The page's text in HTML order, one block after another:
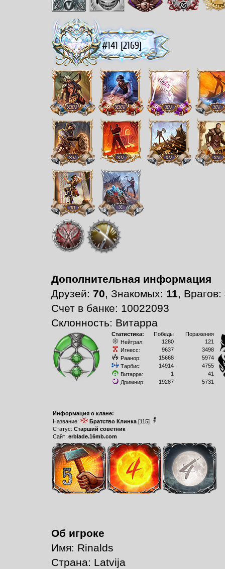
#141 [2169]
Дополнительная информация
Друзей: 70, Знакомых: 11, Врагов:
Счет в банке: 10022093
Склонность: Витарра
Статистика: Победы
Поражения
Нейтрал:
1280
121
Игнесс:
9637
3498
Раанор:
15668
5974
Тарбис:
14914
4755
Витарра:
1
41
Дримнир:
19287 5731
Информация о клане:
Название:
Братство Клинка[115]
Статус: Старший советник
Сайт: erblade.16mb.com
Об игроке
Имя: Rinalds
Страна: Latvija